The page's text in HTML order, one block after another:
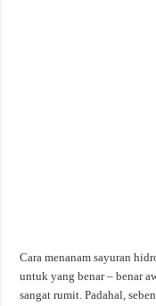
Cara menanam sayuran
untuk yang benar – benar
sangat rumit. Padahal,